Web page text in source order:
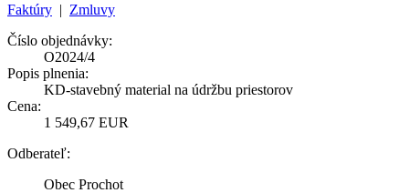
Faktúry | Zmluvy
Číslo objednávky:
O2024/4
Popis plnenia:
KD-stavebný material na údržbu priestorov
Cena:
1 549,67 EUR
Odberateľ:
Obec Prochot